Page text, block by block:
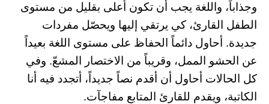
وجذاباً، واللغة يجب أن تكون أعلى بقليل من مستوى
الطفل القارئ، كي يرتقي إليها ويحصّل مفردات
جديدة. أحاول دائماً الحفاظ على مستوى اللغة بعيداً
عن الحشو الممل، وقريباً من الاختصار المشعّ. وفي
كل الحالات أحاول أن أقدم نصاً جديداً، أتجدد فيه أنا
الكاتبة، ويقدم للقارئ المتابع مفاجآت.